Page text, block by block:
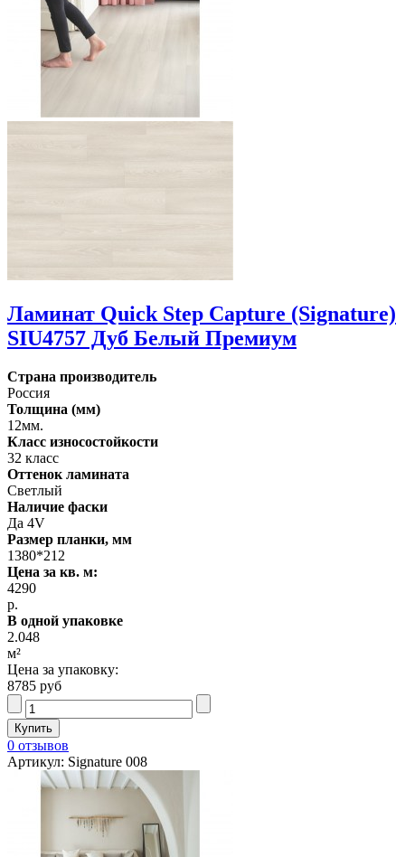
Ламинат Quick Step Capture (Signature)
SIU4757 Дуб Белый Премиум
Страна производитель
Россия
Толщина (мм)
12мм.
Класс износостойкости
32 класс
Оттенок ламината
Светлый
Наличие фаски
Да 4V
Размер планки, мм
1380*212
Цена за кв. м:
4290
р.
В одной упаковке
2.048
м²
Цена за упаковку:
8785 руб
0 отзывов
Артикул: Signature 008